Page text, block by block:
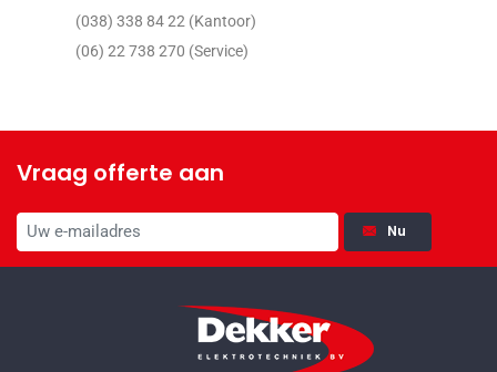
(038) 338 84 22 (Kantoor)
(06) 22 738 270 (Service)
Vraag offerte aan
Nu